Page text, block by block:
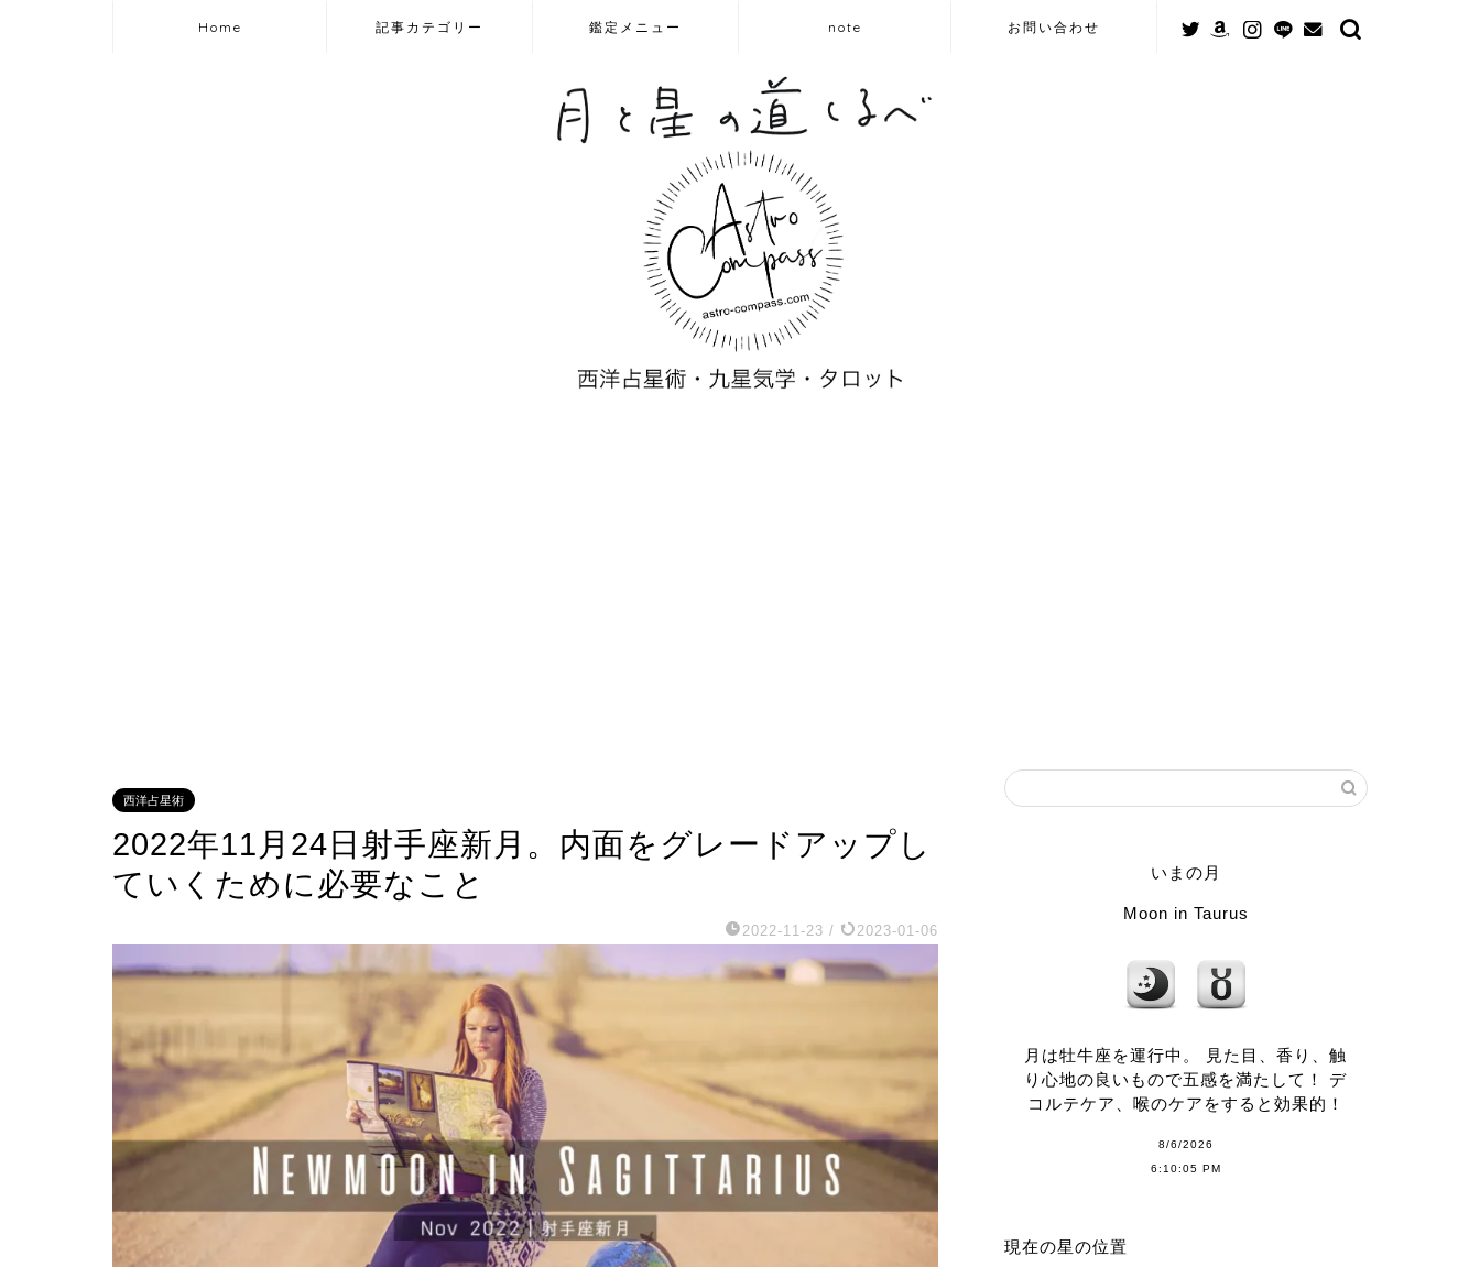
Home 記事カテゴリー 鑑定メニュー note お問い合わせ
西洋占星術
2022年11月24日射手座新月。内面をグレードアップし
ていくために必要なこと
2022-11-23 / 2023-01-06
いまの月
Moon in Taurus
月は牡牛座を運行中。 見た目、香り、触
り心地の良いもので五感を満たして！ デ
コルテケア、喉のケアをすると効果的！
8/6/2026
6:10:05 PM
現在の星の位置